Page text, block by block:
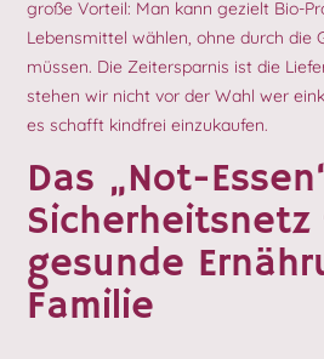
große Vorteil: Man kann gezielt Bio-
Lebensmittel wählen, ohne durch die
müssen. Die Zeitersparnis ist die
stehen wir nicht vor der Wahl wer
es schafft kindfrei einzukaufen.
Das „Not-
Sicherheitsnetz
gesunde
Familie